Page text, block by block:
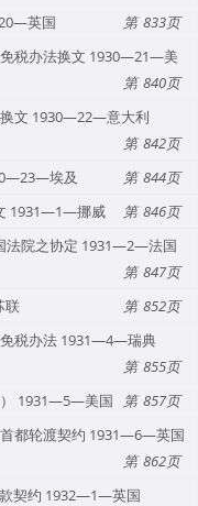
英国
833
税办法换文 1930—21—美
840
文 1930—22—意大利
842
埃及
844
1931—1—挪威
846
法院之协定 1931—2—法国
847
联
852
税办法 1931—4—瑞典
855
1931—5—美国
857
都轮渡契约 1931—6—英国
862
契约 1932—1—英国